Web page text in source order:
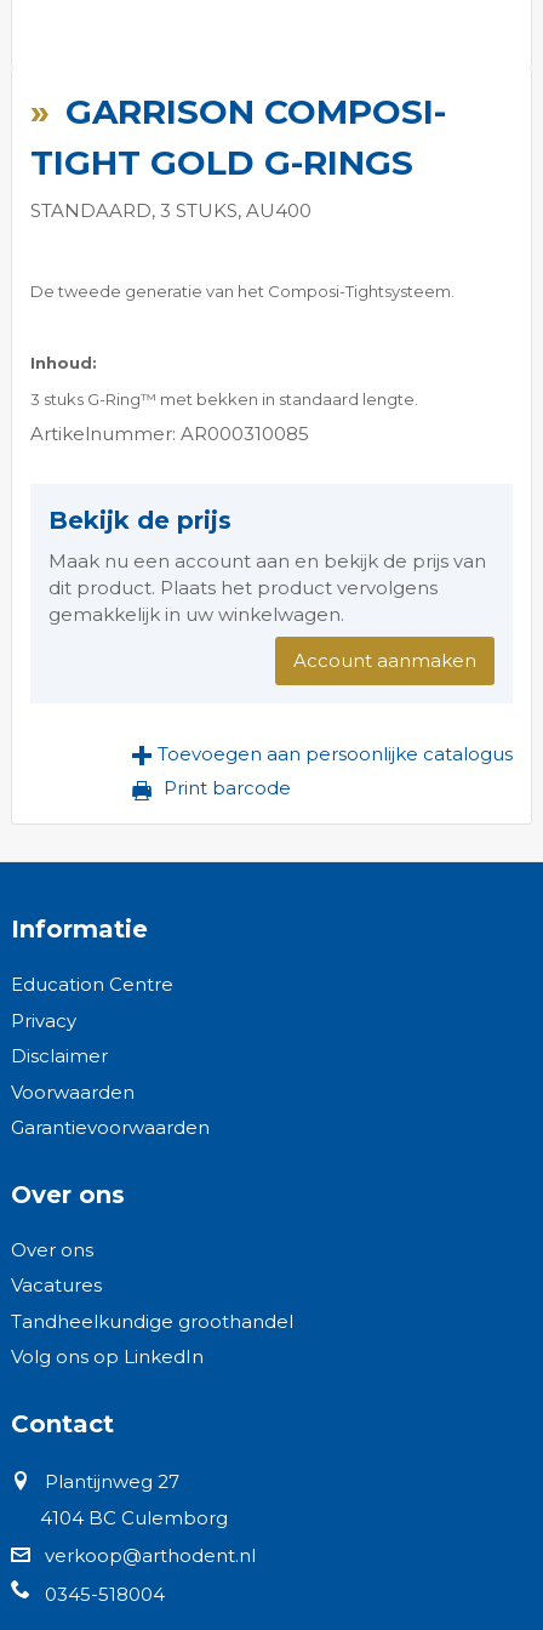
GARRISON COMPOSI-
TIGHT GOLD G-RINGS
STANDAARD, 3 STUKS, AU400
De tweede generatie van het Composi-Tightsysteem.
Inhoud:
3 stuks G-Ring™ met bekken in standaard lengte.
Artikelnummer: AR000310085
Bekijk de prijs
Maak nu een account aan en bekijk de prijs van
dit product. Plaats het product vervolgens
gemakkelijk in uw winkelwagen.
Account aanmaken
Toevoegen aan persoonlijke catalogus
Print barcode
het
afbeeldingen-
Informatie
Education Centre
Privacy
Disclaimer
Voorwaarden
Garantievoorwaarden
Over ons
Over ons
Vacatures
Tandheelkundige groothandel
Volg ons op LinkedIn
Contact
Plantijnweg 27
4104 BC Culemborg
verkoop@arthodent.nl
0345-518004